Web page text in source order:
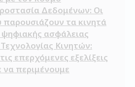
Δεδομένων: Οι
τα κινητά
ασφάλειας
Κινητών:
επερχόμενες εξελίξεις
να περιμένουμε